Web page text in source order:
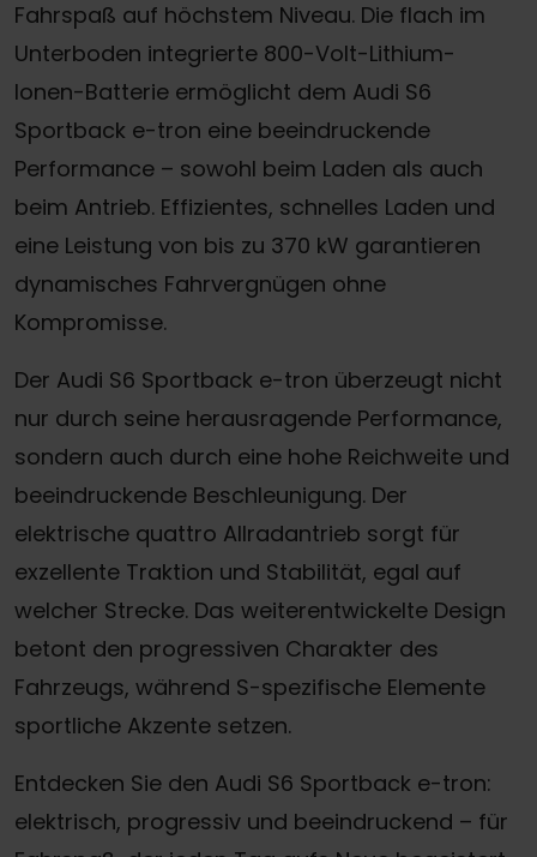
Fahrspaß auf höchstem Niveau. Die flach im
Unterboden integrierte 800-Volt-Lithium-
Ionen-Batterie ermöglicht dem Audi S6
Sportback e-tron eine beeindruckende
Performance – sowohl beim Laden als auch
beim Antrieb. Effizientes, schnelles Laden und
eine Leistung von bis zu 370 kW garantieren
dynamisches Fahrvergnügen ohne
Kompromisse.
Der Audi S6 Sportback e-tron überzeugt nicht
nur durch seine herausragende Performance,
sondern auch durch eine hohe Reichweite und
beeindruckende Beschleunigung. Der
elektrische quattro Allradantrieb sorgt für
exzellente Traktion und Stabilität, egal auf
welcher Strecke. Das weiterentwickelte Design
betont den progressiven Charakter des
Fahrzeugs, während S-spezifische Elemente
sportliche Akzente setzen.
Entdecken Sie den Audi S6 Sportback e-tron:
elektrisch, progressiv und beeindruckend – für